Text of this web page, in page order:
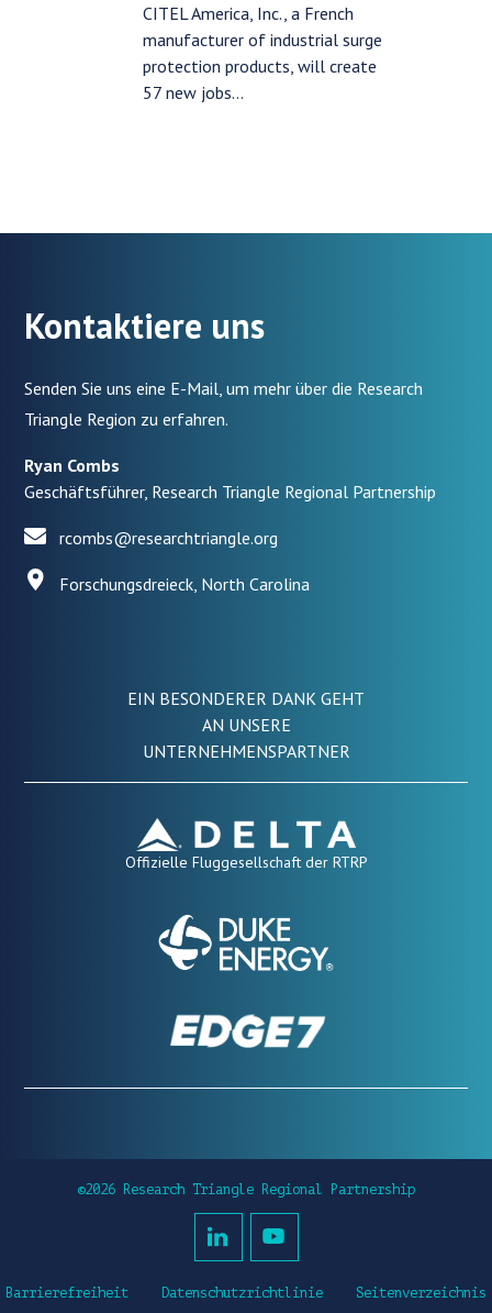
CITEL America, Inc., a French
manufacturer of industrial surge
protection products, will create
57 new jobs…
Kontaktiere uns
Senden Sie uns eine E-Mail, um mehr über die Research
Triangle Region zu erfahren.
Ryan Combs
Geschäftsführer, Research Triangle Regional Partnership
rcombs@researchtriangle.org
Forschungsdreieck, North Carolina
EIN BESONDERER DANK GEHT
AN UNSERE
UNTERNEHMENSPARTNER
Offizielle Fluggesellschaft der RTRP
©2026 Research Triangle Regional Partnership
Barrierefreiheit Datenschutzrichtlinie Seitenverzeichnis